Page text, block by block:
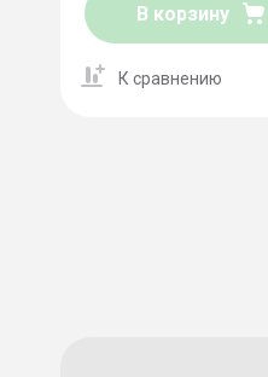
В корзину
К сравнению